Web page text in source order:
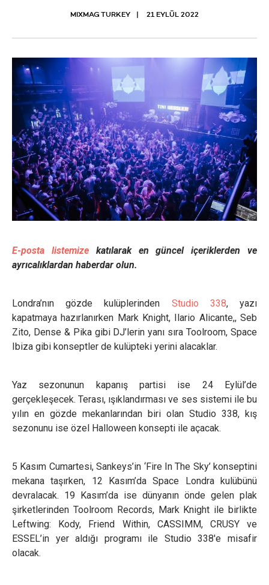
MIXMAG TURKEY 21 EYLÜL 2022
E-posta listemizekatılarak en güncel içeriklerden ve
ayrıcalıklardan haberdar olun.
Londra’nın gözde kulüplerinden Studio 338, yazı
kapatmaya hazırlanırken Mark Knight, Ilario Alicante,, Seb
Zito, Dense & Pika gibi DJ’lerin yanı sıra Toolroom, Space
Ibiza gibi konseptler de kulüpteki yerini alacaklar.
Yaz sezonunun kapanış partisi ise 24 Eylül’de
gerçekleşecek. Terası, ışıklandırması ve ses sistemi ile bu
yılın en gözde mekanlarından biri olan Studio 338, kış
sezonunu ise özel Halloween konsepti ile açacak.
5 Kasım Cumartesi, Sankeys’in ‘Fire In The Sky’ konseptini
mekana taşırken, 12 Kasım’da Space Londra kulübünü
devralacak. 19 Kasım’da ise dünyanın önde gelen plak
şirketlerinden Toolroom Records, Mark Knight ile birlikte
Leftwing: Kody, Friend Within, CASSIMM, CRUSY ve
ESSEL’in yer aldığı programı ile Studio 338'e misafir
olacak.